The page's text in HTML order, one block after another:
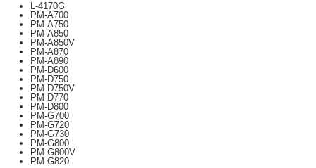
L-4170G
PM-A700
PM-A750
PM-A850
PM-A850V
PM-A870
PM-A890
PM-D600
PM-D750
PM-D750V
PM-D770
PM-D800
PM-G700
PM-G720
PM-G730
PM-G800
PM-G800V
PM-G820